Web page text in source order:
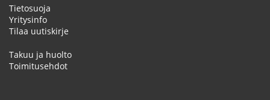
Tietosuoja
Yritysinfo
Tilaa uutiskirje
Takuu ja huolto
Toimitusehdot